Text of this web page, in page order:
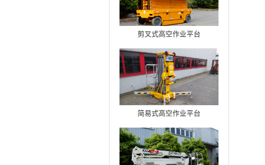
剪叉式高空作业平台
Compact12
简易式高空作业平台
Quickup7